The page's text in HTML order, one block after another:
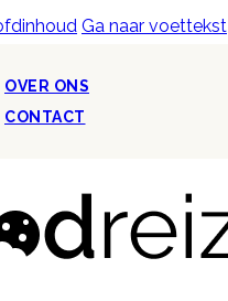
Ga naar voettekst
OVER ONS
CONTACT